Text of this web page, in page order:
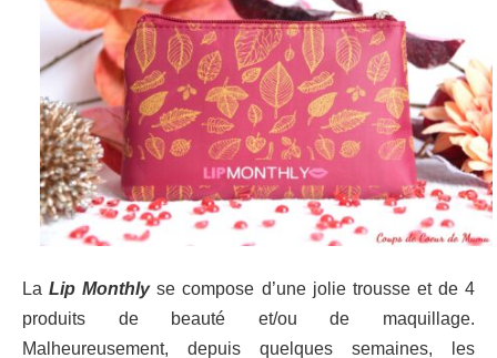
LaLip Monthlyse compose d’une jolie trousse et de 4
produits de beauté et/ou de maquillage.
Malheureusement, depuis quelques semaines, les